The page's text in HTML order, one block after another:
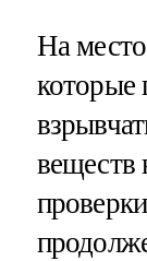
На
которые
веществ